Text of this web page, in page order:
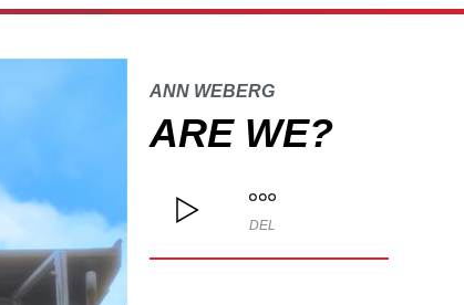
ANN WEBERG
ARE WE?
DEL